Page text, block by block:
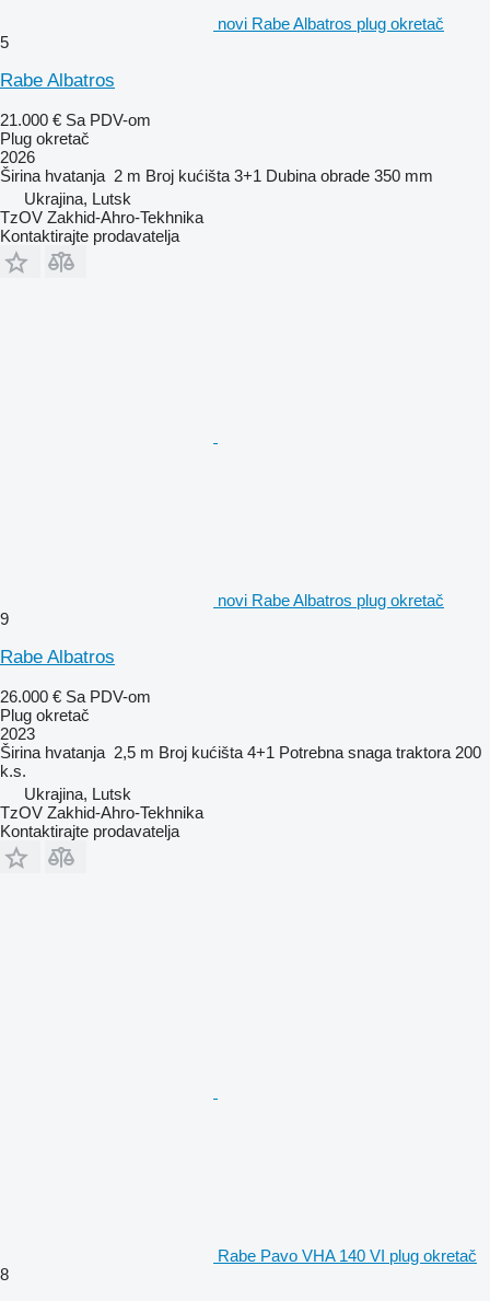
novi Rabe Albatros plug okretač
5
Rabe Albatros
21.000 € Sa PDV-om
Plug okretač
2026
Širina hvatanja 2 m Broj kućišta 3+1 Dubina obrade 350 mm
Ukrajina, Lutsk
TzOV Zakhid-Ahro-Tekhnika
Kontaktirajte prodavatelja
novi Rabe Albatros plug okretač
9
Rabe Albatros
26.000 € Sa PDV-om
Plug okretač
2023
Širina hvatanja 2,5 m Broj kućišta 4+1 Potrebna snaga traktora 200
k.s.
Ukrajina, Lutsk
TzOV Zakhid-Ahro-Tekhnika
Kontaktirajte prodavatelja
Rabe Pavo VHA 140 VI plug okretač
8